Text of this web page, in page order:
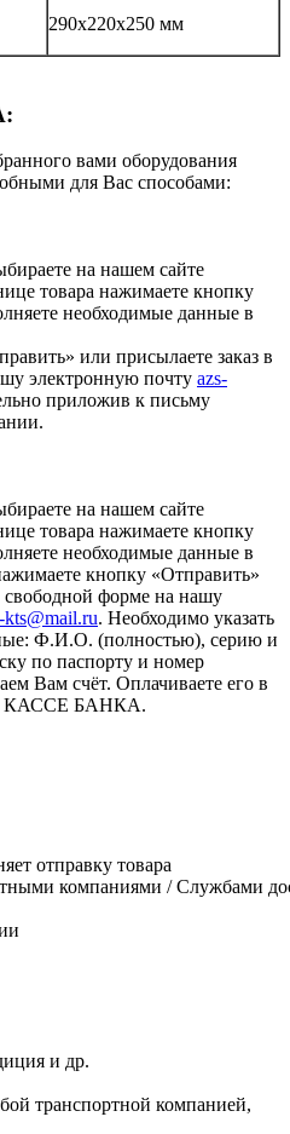
290х220х250 мм
вами оборудования
для Вас способами:
на нашем сайте
товара нажимаете кнопку
необходимые данные в
или присылаете заказ в
электронную почту azs-
приложив к письму
на нашем сайте
товара нажимаете кнопку
необходимые данные в
кнопку «Отправить»
свободной форме на нашу
kts@mail.ru. Необходимо указать
Ф.И.О. (полностью), серию и
по паспорту и номер
Вам счёт. Оплачиваете его в
КАССЕ БАНКА.
отправку товара
компаниями / Службами
и др.
транспортной компанией,